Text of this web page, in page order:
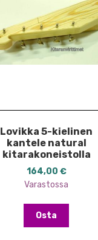
Lovikka 5-kielinen
kantele natural
kitarakoneistolla
164,00 €
Varastossa
Osta